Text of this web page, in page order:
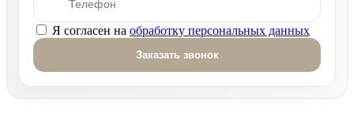
Оставьте это поле пустым.
Я согласен на обработку персональных данных